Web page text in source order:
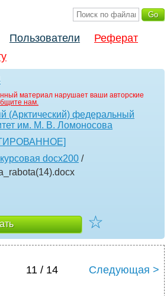
Пользователи
Реферат
материал нарушает ваши авторские
нам.
(Арктический) федеральный
им. М. В. Ломоносова
курсовая docx200 /
.docx
☆
11 / 14 Следующая >